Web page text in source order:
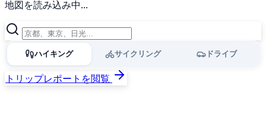
地図を読み込み中...
ハイキング サイクリング ドライブ
トリップレポートを閲覧